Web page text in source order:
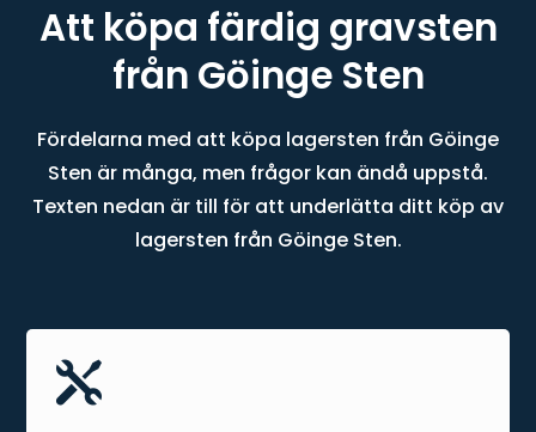
Att köpa färdig gravsten
från Göinge Sten
Fördelarna med att köpa lagersten från Göinge
Sten är många, men frågor kan ändå uppstå.
Texten nedan är till för att underlätta ditt köp av
lagersten från Göinge Sten.
